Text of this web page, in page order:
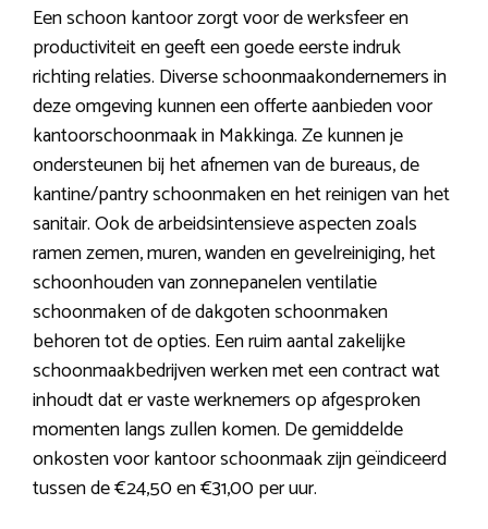
Een schoon kantoor zorgt voor de werksfeer en
productiviteit en geeft een goede eerste indruk
richting relaties. Diverse schoonmaakondernemers in
deze omgeving kunnen een offerte aanbieden voor
kantoorschoonmaak in Makkinga. Ze kunnen je
ondersteunen bij het afnemen van de bureaus, de
kantine/pantry schoonmaken en het reinigen van het
sanitair. Ook de arbeidsintensieve aspecten zoals
ramen zemen, muren, wanden en gevelreiniging, het
schoonhouden van zonnepanelen ventilatie
schoonmaken of de dakgoten schoonmaken
behoren tot de opties. Een ruim aantal zakelijke
schoonmaakbedrijven werken met een contract wat
inhoudt dat er vaste werknemers op afgesproken
momenten langs zullen komen. De gemiddelde
onkosten voor kantoor schoonmaak zijn geïndiceerd
tussen de €24,50 en €31,00 per uur.